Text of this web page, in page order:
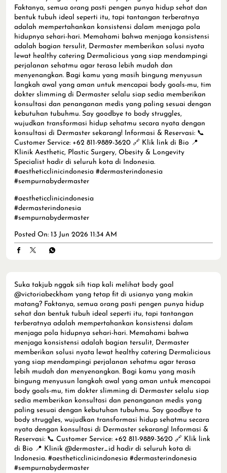
Faktanya, semua orang pasti pengen punya hidup sehat dan
bentuk tubuh ideal seperti itu, tapi tantangan terberatnya
adalah mempertahankan konsistensi dalam menjaga pola
hidupnya sehari-hari. Memahami bahwa menjaga konsistensi
adalah bagian tersulit, Dermaster memberikan solusi nyata
lewat healthy catering Dermalicious yang siap mendampingi
perjalanan sehatmu agar terasa lebih mudah dan
menyenangkan. Bagi kamu yang masih bingung menyusun
langkah awal yang aman untuk mencapai body goals-mu, tim
dokter slimming di Dermaster selalu siap sedia memberikan
konsultasi dan penanganan medis yang paling sesuai dengan
kebutuhan tubuhmu. Say goodbye to body struggles,
wujudkan transformasi hidup sehatmu secara nyata dengan
konsultasi di Dermaster sekarang! Informasi & Reservasi: 📞
Customer Service: +62 811-9889-3620 🔗 Klik link di Bio 📍
Klinik Aesthetic, Plastic Surgery, Obesity & Longevity
Specialist hadir di seluruh kota di Indonesia.
#aestheticclinicindonesia #dermasterindonesia
#sempurnabydermaster
#aestheticclinicindonesia
#dermasterindonesia
#sempurnabydermaster
Posted On: 13 Jun 2026 11:34 AM
Suka takjub nggak sih tiap kali melihat body goal
@victoriabeckham yang tetap fit di usianya yang makin
matang? Faktanya, semua orang pasti pengen punya hidup
sehat dan bentuk tubuh ideal seperti itu, tapi tantangan
terberatnya adalah mempertahankan konsistensi dalam
menjaga pola hidupnya sehari-hari. Memahami bahwa
menjaga konsistensi adalah bagian tersulit, Dermaster
memberikan solusi nyata lewat healthy catering Dermalicious
yang siap mendampingi perjalanan sehatmu agar terasa
lebih mudah dan menyenangkan. Bagi kamu yang masih
bingung menyusun langkah awal yang aman untuk mencapai
body goals-mu, tim dokter slimming di Dermaster selalu siap
sedia memberikan konsultasi dan penanganan medis yang
paling sesuai dengan kebutuhan tubuhmu. Say goodbye to
body struggles, wujudkan transformasi hidup sehatmu secara
nyata dengan konsultasi di Dermaster sekarang! Informasi &
Reservasi: 📞 Customer Service: +62 811-9889-3620 🔗 Klik link
di Bio 📍 Klinik @dermaster_id hadir di seluruh kota di
Indonesia. #aestheticclinicindonesia #dermasterindonesia
#sempurnabydermaster